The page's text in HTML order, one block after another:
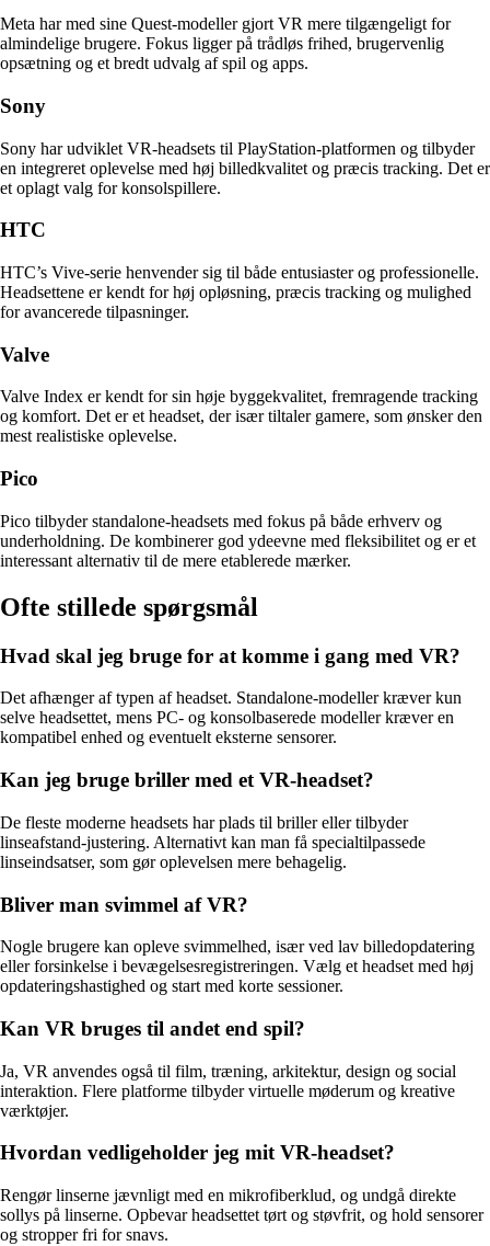
Meta har med sine Quest-modeller gjort VR mere tilgængeligt for
almindelige brugere. Fokus ligger på trådløs frihed, brugervenlig
opsætning og et bredt udvalg af spil og apps.
Sony
Sony har udviklet VR-headsets til PlayStation-platformen og tilbyder
en integreret oplevelse med høj billedkvalitet og præcis tracking. Det er
et oplagt valg for konsolspillere.
HTC
HTC’s Vive-serie henvender sig til både entusiaster og professionelle.
Headsettene er kendt for høj opløsning, præcis tracking og mulighed
for avancerede tilpasninger.
Valve
Valve Index er kendt for sin høje byggekvalitet, fremragende tracking
og komfort. Det er et headset, der især tiltaler gamere, som ønsker den
mest realistiske oplevelse.
Pico
Pico tilbyder standalone-headsets med fokus på både erhverv og
underholdning. De kombinerer god ydeevne med fleksibilitet og er et
interessant alternativ til de mere etablerede mærker.
Ofte stillede spørgsmål
Hvad skal jeg bruge for at komme i gang med VR?
Det afhænger af typen af headset. Standalone-modeller kræver kun
selve headsettet, mens PC- og konsolbaserede modeller kræver en
kompatibel enhed og eventuelt eksterne sensorer.
Kan jeg bruge briller med et VR-headset?
De fleste moderne headsets har plads til briller eller tilbyder
linseafstand-justering. Alternativt kan man få specialtilpassede
linseindsatser, som gør oplevelsen mere behagelig.
Bliver man svimmel af VR?
Nogle brugere kan opleve svimmelhed, især ved lav billedopdatering
eller forsinkelse i bevægelsesregistreringen. Vælg et headset med høj
opdateringshastighed og start med korte sessioner.
Kan VR bruges til andet end spil?
Ja, VR anvendes også til film, træning, arkitektur, design og social
interaktion. Flere platforme tilbyder virtuelle møderum og kreative
værktøjer.
Hvordan vedligeholder jeg mit VR-headset?
Rengør linserne jævnligt med en mikrofiberklud, og undgå direkte
sollys på linserne. Opbevar headsettet tørt og støvfrit, og hold sensorer
og stropper fri for snavs.